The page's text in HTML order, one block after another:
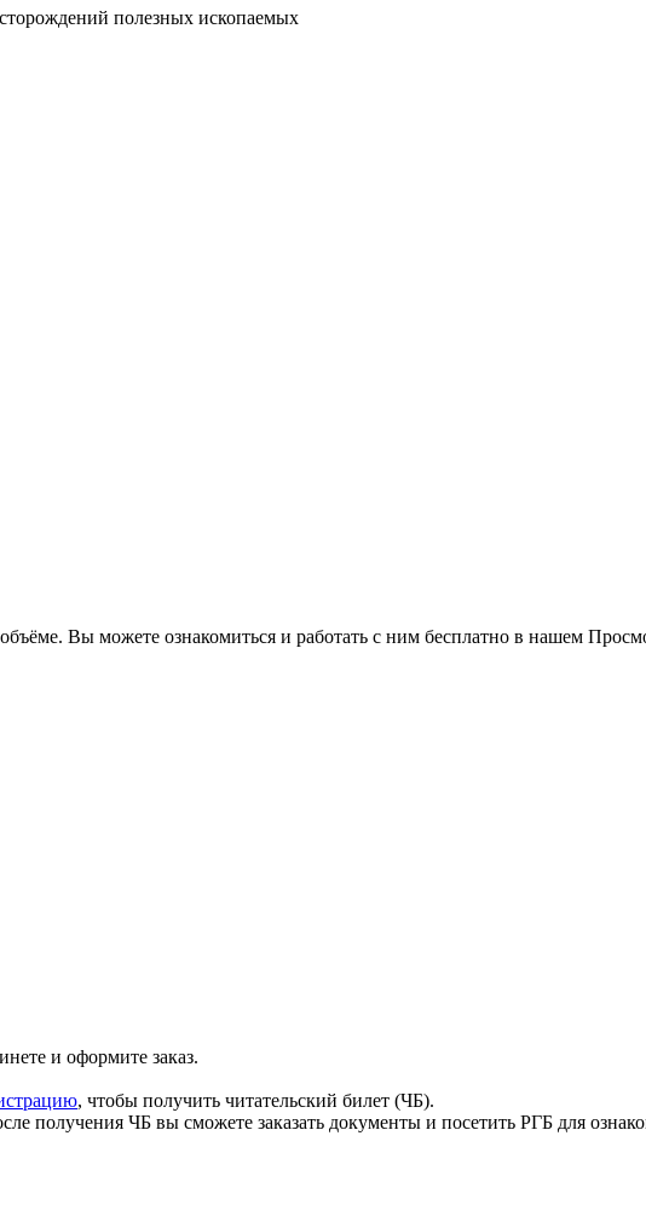
полезных ископаемых
Вы можете ознакомиться и работать с ним бесплатно в нашем
и оформите заказ.
, чтобы получить читательский билет (ЧБ).
получения ЧБ вы сможете заказать документы и посетить РГБ для